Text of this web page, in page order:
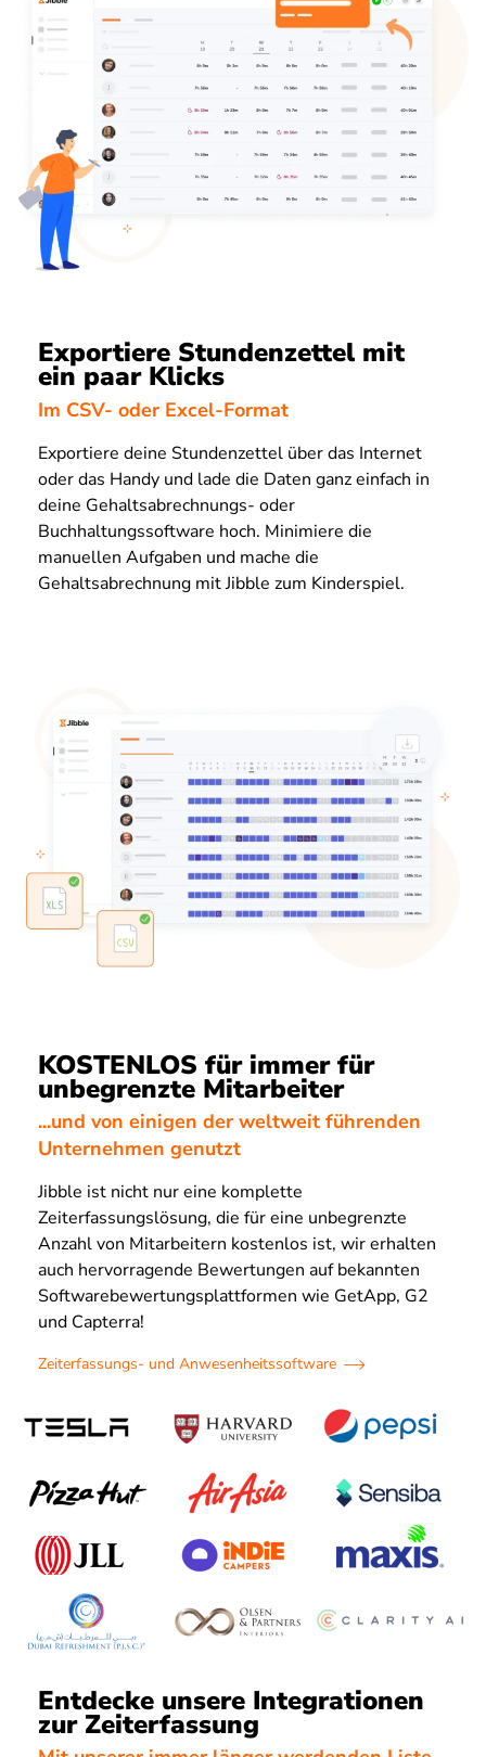
Exportiere Stundenzettel mit
ein paar Klicks
Im CSV- oder Excel-Format
Exportiere deine Stundenzettel über das Internet
oder das Handy und lade die Daten ganz einfach in
deine Gehaltsabrechnungs- oder
Buchhaltungssoftware hoch. Minimiere die
manuellen Aufgaben und mache die
Gehaltsabrechnung mit Jibble zum Kinderspiel.
KOSTENLOS für immer für
unbegrenzte Mitarbeiter
...und von einigen der weltweit führenden
Unternehmen genutzt
Jibble ist nicht nur eine komplette
Zeiterfassungslösung, die für eine unbegrenzte
Anzahl von Mitarbeitern kostenlos ist, wir erhalten
auch hervorragende Bewertungen auf bekannten
Softwarebewertungsplattformen wie GetApp, G2
und Capterra!
Zeiterfassungs- und Anwesenheitssoftware
Entdecke unsere Integrationen
zur Zeiterfassung